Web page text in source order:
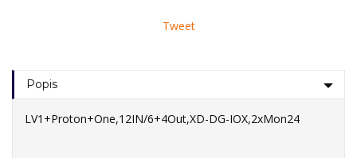
Tweet
Popis
LV1+Proton+One,12IN/6+4Out,XD-DG-IOX,2xMon24